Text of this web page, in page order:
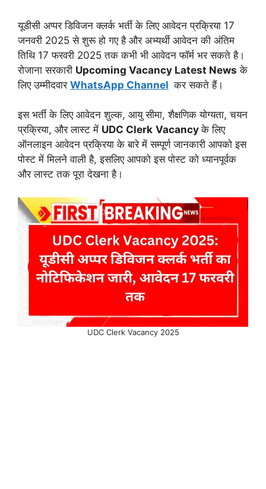
यूडीसी अप्पर डिविजन क्लर्क भर्ती के लिए आवेदन प्रक्रिया 17
जनवरी 2025 से शुरू हो गए है और अभ्यर्थी आवेदन की अंतिम
तिथि 17 फरवरी 2025 तक कभी भी आवेदन फॉर्म भर सकते है।
रोजाना सरकारी Upcoming Vacancy Latest News के
लिए उम्मीदवार WhatsApp Channel कर सकते हैं।
इस भर्ती के लिए आवेदन शुल्क, आयु सीमा, शैक्षणिक योग्यता, चयन
प्रक्रिया, और लास्ट में UDC Clerk Vacancyके लिए
ऑनलाइन आवेदन प्रक्रिया के बारे में सम्पूर्ण जानकारी आपको इस
पोस्ट में मिलने वाली है, इसलिए आपको इस पोस्ट को ध्यानपूर्वक
और लास्ट तक पूरा देखना है।
UDC Clerk Vacancy 2025